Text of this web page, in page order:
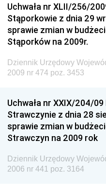
Dziennik Urzędowy
Krajowych i Autostrad
Dziennik Urzędowy
Dziennik Urzędowy
Dziennik Urzędowy
Dziennik Urzędowy
Dziennik Urzędowy
Dziennik Urzędowy
Uchwała nr XLII/256/
Stąporkowie z dnia 29
sprawie zmian w
Stąporków na 2009r.
Dziennik Urzędowy
2009 nr 474 poz. 3453
Uchwała nr XXIX/204/09
Strawczynie z dnia 28
sprawie zmian w
Strawczyn na 2009 rok
Dziennik Urzędowy
2006 nr 441 poz. 3164